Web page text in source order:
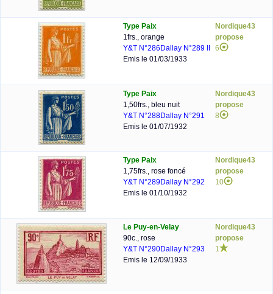
Type Paix
1frs., orange
Y&T N°286 Dallay N°289 II
Emis le 01/03/1933
Nordique43
propose
6
Type Paix
1,50frs., bleu nuit
Y&T N°288Dallay N°291
Emis le 01/07/1932
Nordique43
propose
8
Type Paix
1,75frs., rose foncé
Y&T N°289Dallay N°292
Emis le 01/10/1932
Nordique43
propose
10
Le Puy-en-Velay
90c., rose
Y&T N°290Dallay N°293
Emis le 12/09/1933
Nordique43
propose
1